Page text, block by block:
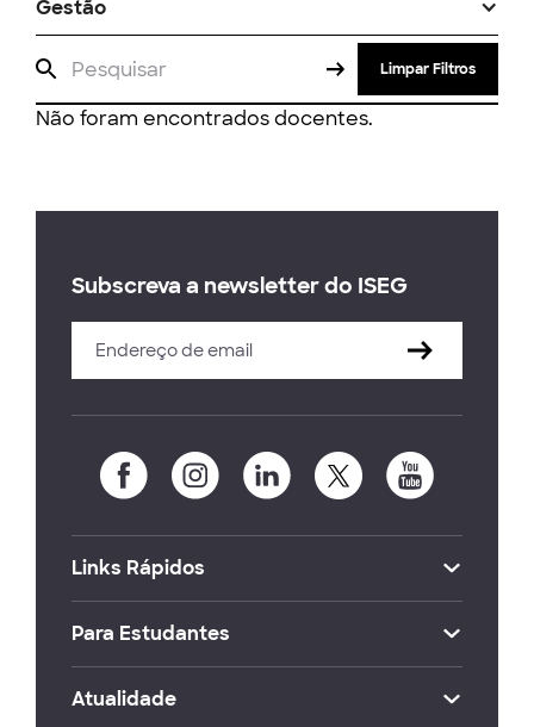
Gestão
Limpar Filtros
Não foram encontrados docentes.
Subscreva a newsletter do ISEG
Links Rápidos
Para Estudantes
Atualidade